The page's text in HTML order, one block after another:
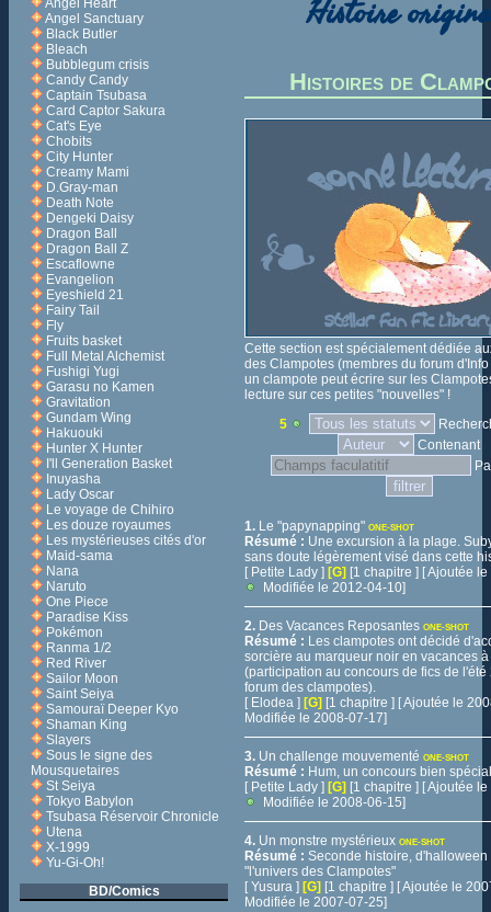
Angel Heart
Angel Sanctuary
Black Butler
Bleach
Bubblegum crisis
Candy Candy
Captain Tsubasa
Card Captor Sakura
Cat's Eye
Chobits
City Hunter
Creamy Mami
D.Gray-man
Death Note
Dengeki Daisy
Dragon Ball
Dragon Ball Z
Escaflowne
Evangelion
Eyeshield 21
Fairy Tail
Fly
Fruits basket
Full Metal Alchemist
Fushigi Yugi
Garasu no Kamen
Gravitation
Gundam Wing
Hakuouki
Hunter X Hunter
I'll Generation Basket
Inuyasha
Lady Oscar
Le voyage de Chihiro
Les douze royaumes
Les mystérieuses cités d'or
Maid-sama
Nana
Naruto
One Piece
Paradise Kiss
Pokémon
Ranma 1/2
Red River
Sailor Moon
Saint Seiya
Samouraï Deeper Kyo
Shaman King
Slayers
Sous le signe des
Mousquetaires
St Seiya
Tokyo Babylon
Tsubasa Réservoir Chronicle
Utena
X-1999
Yu-Gi-Oh!
BD/Comics
Histoire
Histoires de
Cette section est spécialement dédiée
des Clampotes (membres du forum
un clampote peut écrire sur les
lecture sur ces petites "nouvelles" !
5
Contenant
1. Le "papynapping" ONE-SHOT
Résumé : Une excursion à la plage.
sans doute légèrement visé dans cette
[ Petite Lady ] [G] [1 chapitre ] [ Ajoutée
Modifiée le 2012-04-10]
2. Des Vacances Reposantes ONE-SHOT
Résumé : Les clampotes ont décidé
sorcière au marqueur noir en vacances
(participation au concours de fics de l'été
forum des clampotes).
[ Elodea ] [G] [1 chapitre ] [ Ajoutée le
Modifiée le 2008-07-17]
3. Un challenge mouvementé ONE-SHOT
Résumé : Hum, un concours bien
[ Petite Lady ] [G] [1 chapitre ] [ Ajoutée
Modifiée le 2008-06-15]
4. Un monstre mystérieux ONE-SHOT
Résumé : Seconde histoire, d'halloween
"l'univers des Clampotes"
[ Yusura ] [G] [1 chapitre ] [ Ajoutée le
Modifiée le 2007-07-25]